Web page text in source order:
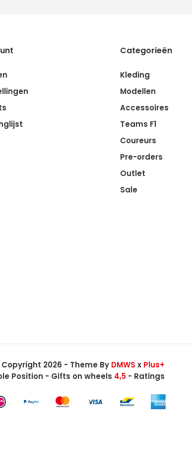
Categorieën
Kleding
Modellen
Accessoires
Teams F1
Coureurs
Pre-orders
Outlet
Sale
2026 - Theme By DMWS x Plus+
Position - Gifts on wheels 4,5 - Ratings